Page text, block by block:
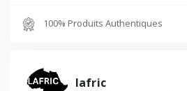
100% Produits Authentiques
lafric